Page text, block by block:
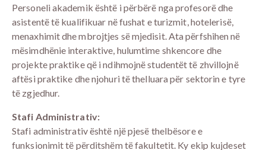
Personeli akademik është i përbërë nga profesorë dhe
asistentë të kualifikuar në fushat e turizmit, hotelerisë,
menaxhimit dhe mbrojtjes së mjedisit. Ata përfshihen në
mësimdhënie interaktive, hulumtime shkencore dhe
projekte praktike që i ndihmojnë studentët të zhvillojnë
aftësi praktike dhe njohuri të thelluara për sektorin e tyre
të zgjedhur.
Stafi Administrativ:
Stafi administrativ është një pjesë thelbësore e
funksionimit të përditshëm të fakultetit. Ky ekip kujdeset